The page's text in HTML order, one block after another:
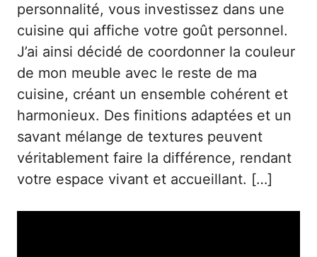
personnalité, vous investissez dans une
cuisine qui affiche votre goût personnel.
J’ai ainsi décidé de coordonner la couleur
de mon meuble avec le reste de ma
cuisine, créant un ensemble cohérent et
harmonieux. Des finitions adaptées et un
savant mélange de textures peuvent
véritablement faire la différence, rendant
votre espace vivant et accueillant. […]